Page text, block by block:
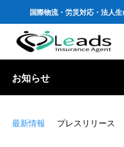
国際物流・労災対応・法人
お知らせ
最新情報 プレスリリース